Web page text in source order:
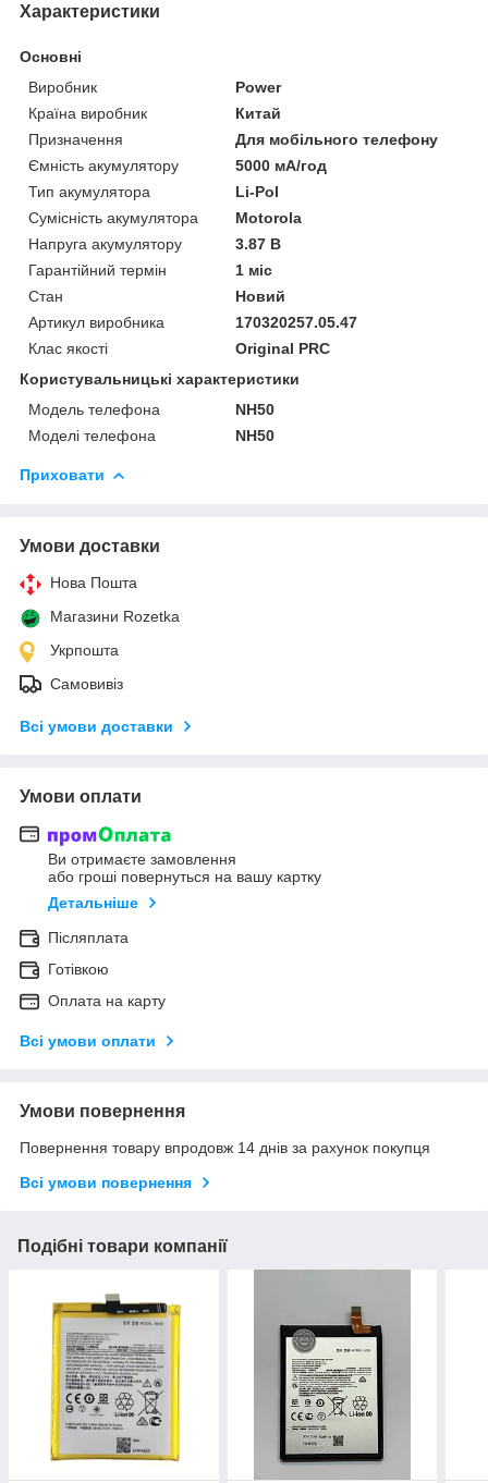
Характеристики
Основні
Виробник
Power
Країна виробник
Китай
Призначення
Для мобільного телефону
Ємність акумулятору
5000 мА/год
Тип акумулятора
Li-Pol
Сумісність акумулятора
Motorola
Напруга акумулятору
3.87 В
Гарантійний термін
1 міс
Стан
Новий
Артикул виробника
170320257.05.47
Клас якості
Original PRC
Користувальницькі характеристики
Модель телефона
NH50
Моделі телефона
NH50
Приховати
Умови доставки
Нова Пошта
Магазини Rozetka
Укрпошта
Самовивіз
Всі умови доставки
Умови оплати
Ви отримаєте замовлення
або гроші повернуться на вашу картку
Детальніше
Післяплата
Готівкою
Оплата на карту
Всі умови оплати
Умови повернення
Повернення товару впродовж 14 днів за рахунок покупця
Всі умови повернення
Подібні товари компанії